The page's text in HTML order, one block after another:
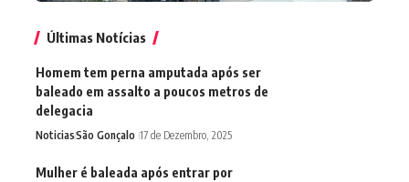
Últimas Notícias
Homem tem perna amputada após ser
baleado em assalto a poucos metros de
delegacia
NoticiasSão Gonçalo 17 de Dezembro, 2025
Mulher é baleada após entrar por